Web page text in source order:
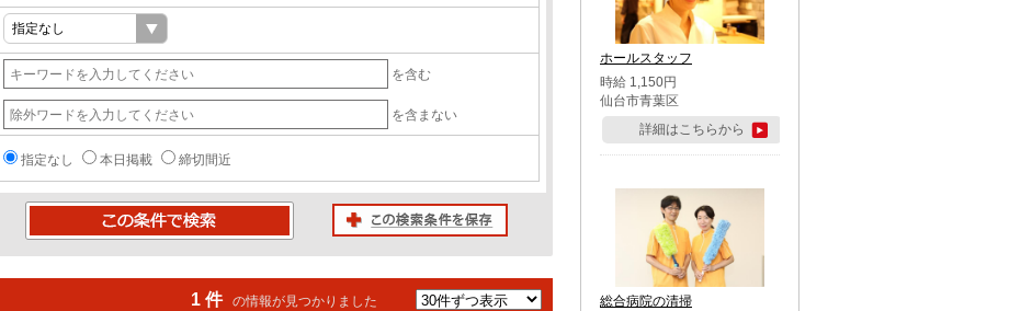
を含む
を含まない
指定なし 本日掲載 締切間近
1 件 の情報が見つかりました
ホールスタッフ
時給 1,150円
仙台市青葉区
詳細はこちらから
総合病院の清掃